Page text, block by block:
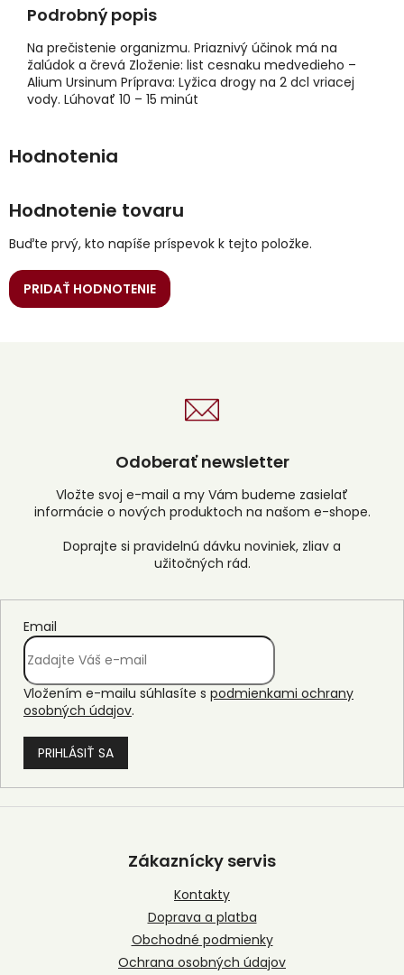
Podrobný popis
Na prečistenie organizmu. Priaznivý účinok má na
žalúdok a črevá Zloženie: list cesnaku medvedieho –
Alium Ursinum Príprava: Lyžica drogy na 2 dcl vriacej
vody. Lúhovať 10 – 15 minút
Hodnotenie tovaru
Buďte prvý, kto napíše príspevok k tejto položke.
PRIDAŤ HODNOTENIE
Odoberať newsletter
Vložte svoj e-mail a my Vám budeme zasielať
informácie o nových produktoch na našom e-shope.
Email
Vložením e-mailu súhlasíte s podmienkami ochrany
osobných údajov.
PRIHLÁSIŤ SA
Z
Zákaznícky servis
Kontakty
Doprava a platba
Obchodné podmienky
Ochrana osobných údajov